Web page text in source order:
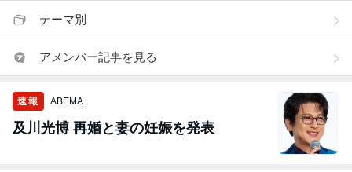
テーマ別
アメンバー記事を見る
速報 ABEMA
及川光博 再婚と妻の妊娠を発表